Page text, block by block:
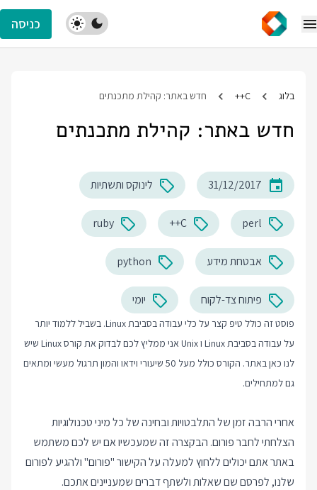
כניסה
בלוג C++ חדש באתר: קהילת מתכנתים
חדש באתר: קהילת מתכנתים
31/12/2017 לינוקס ותשתיות
perl
C++
ruby
אבטחת מידע python
פיתוח צד-לקוח יומי
פוסט זה כולל טיפ קצר על כלי עבודה בסביבת Linux. בשביל ללמוד יותר
על עבודה בסביבת Linux ו Unix אני ממליץ לכם לבדוק את
קורס Linux
שיש
לנו כאן באתר. הקורס כולל מעל 50 שיעורי וידאו והמון תרגול מעשי ומתאים
גם למתחילים.
אחרי הרבה זמן של התלבטויות ובחינה של כל מיני טכנולוגיות
הצלחתי לחברפורום. הבקצרה זה שמעכשיו אם יש לכם משתמש
באתר אתם יכולים ללחוץ למעלה על הקישור "פורום" ולהגיע לפורום
שלנו, לפרסם שם שאלות ולשתף דברים שמעניינים אתכם.